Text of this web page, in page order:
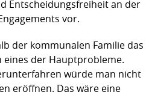
Entscheidungsfreiheit an der
vor.
der kommunalen Familie das
eines der Hauptprobleme.
würde man nicht
eröffnen. Das wäre eine